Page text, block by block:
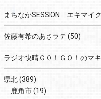
まちなかSESSION エキマイク
佐藤有希のあさラテ (50)
ラジオ快晴ＧＯ！ＧＯ！のマキ
県北(389)
鹿角市(19)